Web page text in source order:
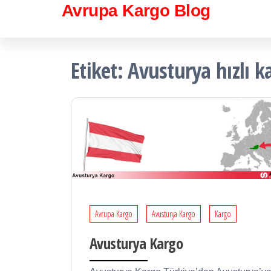
Avrupa Kargo Blog
Etiket:Avusturya hızlı
Avrupa Kargo Avusturya Kargo Kargo
Avusturya Kargo